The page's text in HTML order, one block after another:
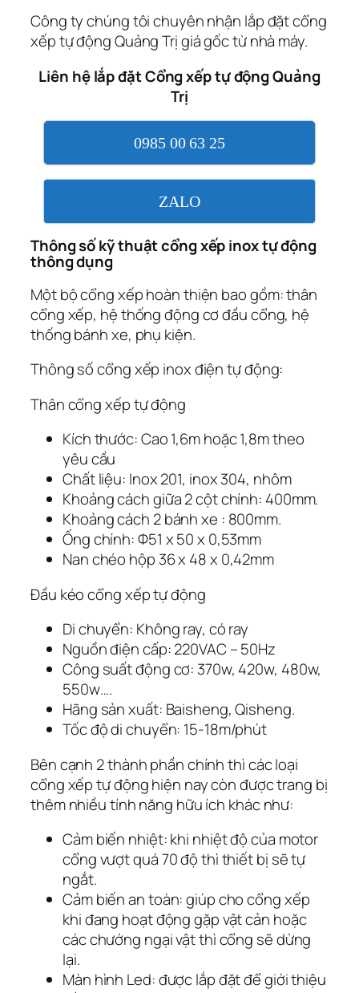
Công ty chúng tôi chuyên nhận lắp đặt cổng
xếp tự động Quảng Trị giá gốc từ nhà máy.
Liên hệ lắp đặt Cổng xếp tự động Quảng
Trị
0985 00 63 25
ZALO
Thông số kỹ thuật cổng xếp inox tự động
thông dụng
Một bộ cổng xếp hoàn thiện bao gồm: thân
cổng xếp, hệ thống động cơ đầu cổng, hệ
thống bánh xe, phụ kiện.
Thông số cổng xếp inox điện tự động:
Thân cổng xếp tự động
Kích thước: Cao 1,6m hoặc 1,8m theo
yêu cầu
Chất liệu: Inox 201, inox 304, nhôm
Khoảng cách giữa 2 cột chính: 400mm.
Khoảng cách 2 bánh xe : 800mm.
Ống chính: Ф51 x 50 x 0,53mm
Nan chéo hộp 36 x 48 x 0,42mm
Đầu kéo cổng xếp tự động
Di chuyển: Không ray, có ray
Nguồn điện cấp: 220VAC – 50Hz
Công suất động cơ: 370w, 420w, 480w,
550w….
Hãng sản xuất: Baisheng, Qisheng.
Tốc độ di chuyển: 15-18m/phút
Bên cạnh 2 thành phần chính thì các loại
cổng xếp tự động hiện nay còn được trang bị
thêm nhiều tính năng hữu ích khác như:
Cảm biến nhiệt: khi nhiệt độ của motor
cổng vượt quá 70 độ thì thiết bị sẽ tự
ngắt.
Cảm biến an toàn: giúp cho cổng xếp
khi đang hoạt động gặp vật cản hoặc
các chướng ngại vật thì cổng sẽ dừng
lại.
Màn hình Led: được lắp đặt để giới thiệu